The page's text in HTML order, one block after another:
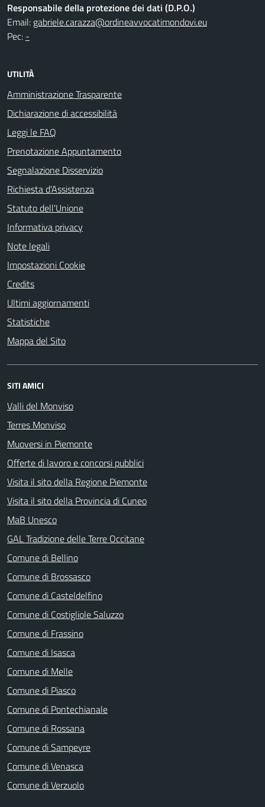
Responsabile della protezione dei dati (D.P.O.)
Email: gabriele.carazza@ordineavvocatimondovi.eu
Pec: -
UTILITÀ
Amministrazione Trasparente
Dichiarazione di accessibilità
Leggi le FAQ
Prenotazione Appuntamento
Segnalazione Disservizio
Richiesta d'Assistenza
Statuto dell'Unione
Informativa privacy
Note legali
Impostazioni Cookie
Credits
Ultimi aggiornamenti
Statistiche
Mappa del Sito
SITI AMICI
Valli del Monviso
Terres Monviso
Muoversi in Piemonte
Offerte di lavoro e concorsi pubblici
Visita il sito della Regione Piemonte
Visita il sito della Provincia di Cuneo
MaB Unesco
GAL Tradizione delle Terre Occitane
Comune di Bellino
Comune di Brossasco
Comune di Casteldelfino
Comune di Costigliole Saluzzo
Comune di Frassino
Comune di Isasca
Comune di Melle
Comune di Piasco
Comune di Pontechianale
Comune di Rossana
Comune di Sampeyre
Comune di Venasca
Comune di Verzuolo